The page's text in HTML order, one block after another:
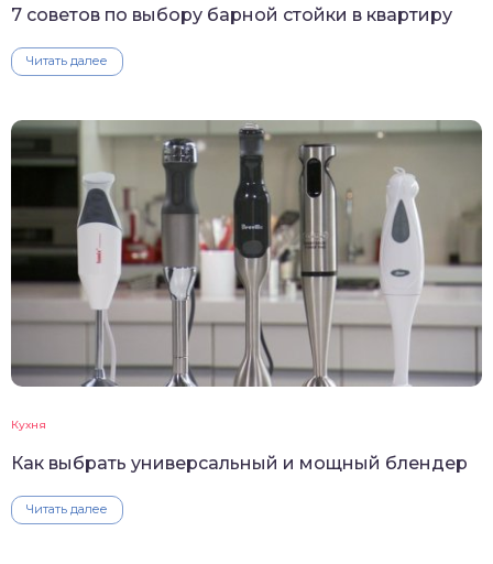
7 советов по выбору барной стойки в квартиру
Читать далее
Кухня
Как выбрать универсальный и мощный блендер
Читать далее